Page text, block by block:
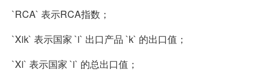
`RCA` 表示RCA指数；
`Xik` 表示国家 `i` 出口产品 `k` 的出口值；
`Xi` 表示国家 `i` 的总出口值；